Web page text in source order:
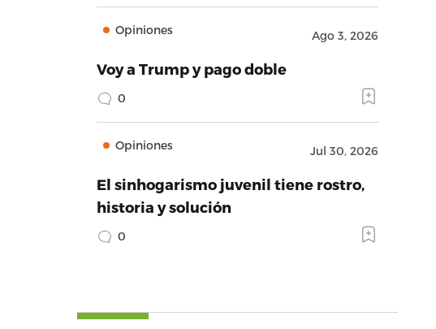
Opiniones Ago 3, 2026
Voy a Trump y pago doble
0
Opiniones Jul 30, 2026
El sinhogarismo juvenil tiene rostro,
historia y solución
0